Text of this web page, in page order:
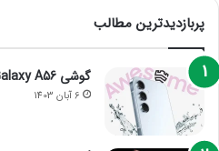
پربازدیدترین مطالب
گوشی Galaxy A56 با دوربین بهتر همراه است
6 آبان 1403